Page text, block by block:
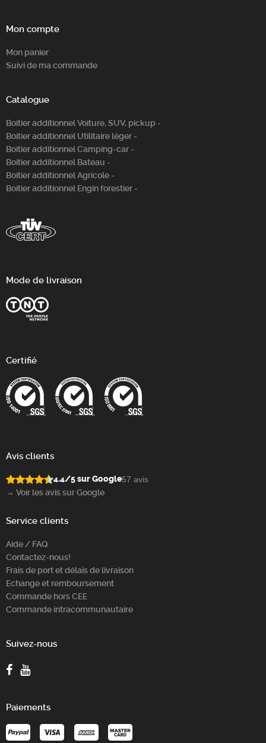
Mon compte
Mon panier
Suivi de ma commande
Catalogue
Boitier additionnel Voiture, SUV, pickup -
Boitier additionnel Utilitaire léger -
Boitier additionnel Camping-car -
Boitier additionnel Bateau -
Boitier additionnel Agricole -
Boitier additionnel Engin forestier -
Mode de livraison
Certifié
Avis clients
4.4/5 sur Google57 avis
→ Voir les avis sur Google
Service clients
Aide / FAQ
Contactez-nous!
Frais de port et délais de livraison
Echange et remboursement
Commande hors CEE
Commande intracommunautaire
Suivez-nous
Paiements